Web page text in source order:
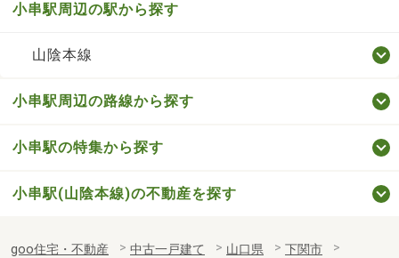
小串駅周辺の駅から探す
山陰本線
小串駅周辺の路線から探す
小串駅の特集から探す
小串駅(山陰本線)の不動産を探す
goo住宅・不動産 中古一戸建て 山口県
下関市